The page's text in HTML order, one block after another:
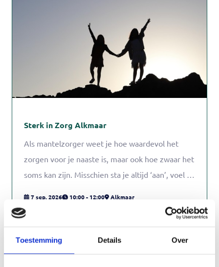
Toestemming Details Over
Sterk in Zorg Alkmaar
Als mantelzorger weet je hoe waardevol het
zorgen voor je naaste is, maar ook hoe zwaar het
soms kan zijn. Misschien sta je altijd ‘aan’, voel je
7 sep. 2026 10:00 - 12:00 Alkmaar